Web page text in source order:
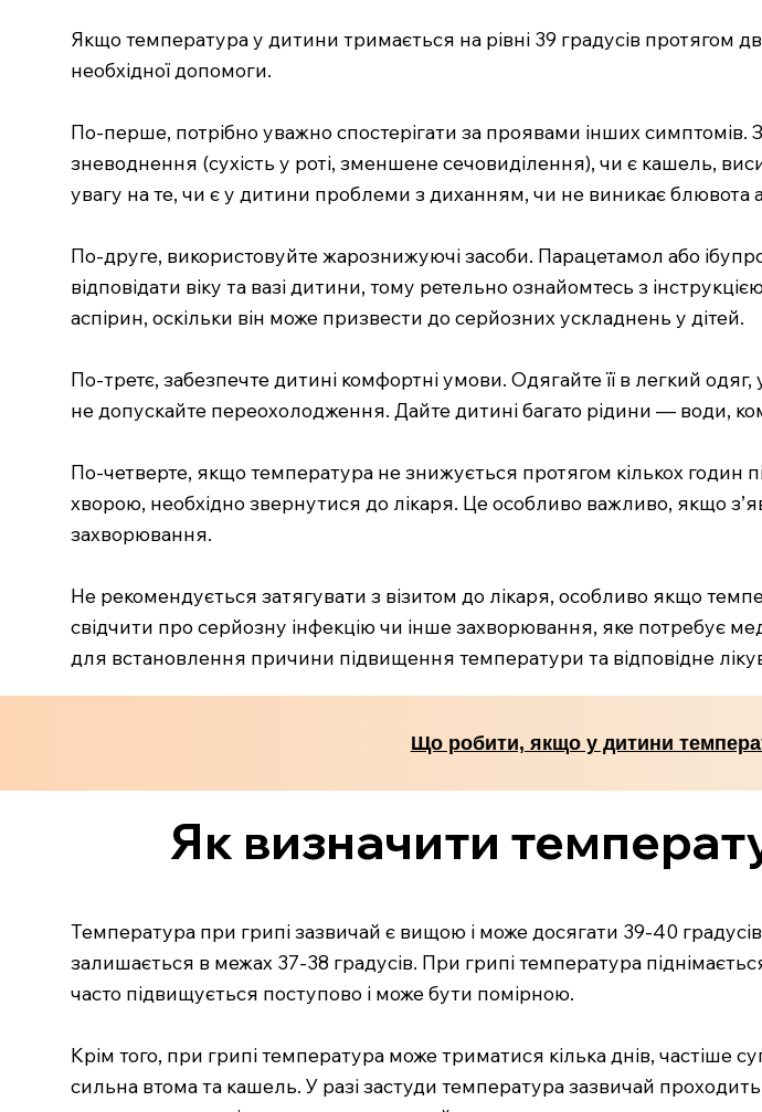
Якщо температура у дитини тримається на рівні 39 градусів протягом
необхідної допомоги.
По-перше, потрібно уважно спостерігати за проявами інших симптомів.
зневоднення (сухість у роті, зменшене сечовиділення), чи є кашель,
увагу на те, чи є у дитини проблеми з диханням, чи не виникає блювота
По-друге, використовуйте жарознижуючі засоби. Парацетамол або
відповідати віку та вазі дитини, тому ретельно ознайомтесь з
аспірин, оскільки він може призвести до серйозних ускладнень у дітей.
По-третє, забезпечте дитині комфортні умови. Одягайте її в легкий
не допускайте переохолодження. Дайте дитині багато рідини — води,
По-четверте, якщо температура не знижується протягом кількох
хворою, необхідно звернутися до лікаря. Це особливо важливо, якщо
захворювання.
Не рекомендується затягувати з візитом до лікаря, особливо якщо
свідчити про серйозну інфекцію чи інше захворювання, яке потребує
для встановлення причини підвищення температури та відповідне
Що робити, якщо у дитини
Як визначити
Температура при грипі зазвичай є вищою і може досягати 39-40
залишається в межах 37-38 градусів. При грипі температура
часто підвищується поступово і може бути помірною.
Крім того, при грипі температура може триматися кілька днів, частіше
сильна втома та кашель. У разі застуди температура зазвичай